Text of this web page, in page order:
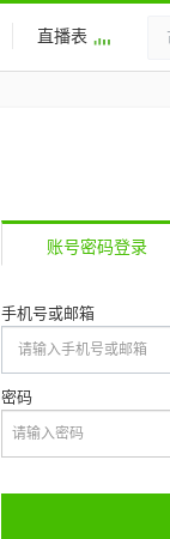
直播表
账号密码登录
手机号或邮箱
密码